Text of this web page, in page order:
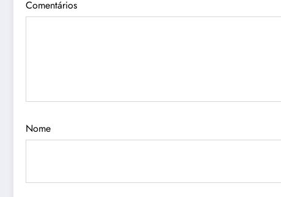
Comentários
Nome